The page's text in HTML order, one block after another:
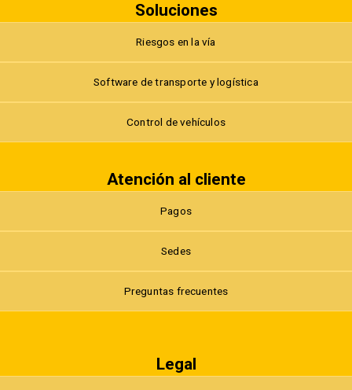
Soluciones
Riesgos en la vía
Software de transporte y logística
Control de vehículos
Atención al cliente
Pagos
Sedes
Preguntas frecuentes
Legal